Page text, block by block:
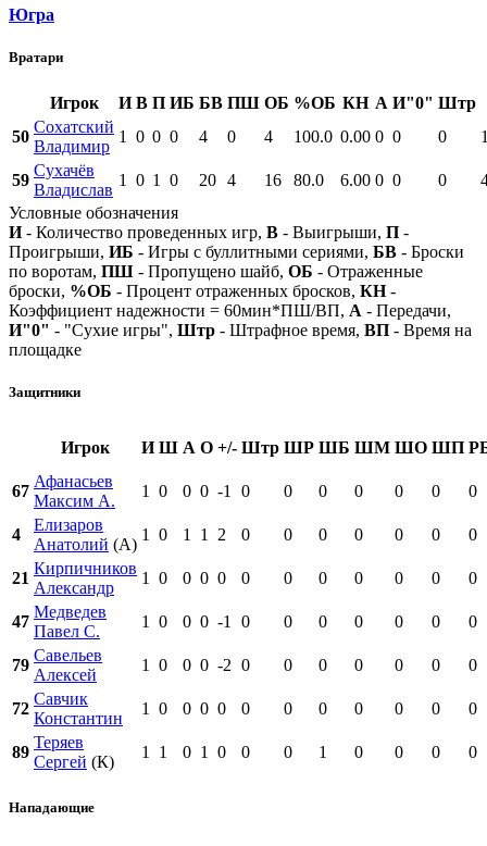
Югра
Вратари
Игрок И В П ИБ БВ ПШ ОБ %ОБ КН А И"0" Штр
50
Сохатский
Владимир
1 0 0 0 4 0 4 100.0 0.00 0 0 0
59
Сухачёв
Владислав
1 0 1 0 20 4 16 80.0 6.00 0 0 0
Условные обозначения
И- Количество проведенных игр, В - Выигрыши, П -
Проигрыши, ИБ - Игры с буллитными сериями, БВ - Броски
по воротам, ПШ - Пропущено шайб, ОБ - Отраженные
броски, %ОБ - Процент отраженных бросков, КН-
Коэффициент надежности = 60мин*ПШ/ВП, А - Передачи,
И"0" - "Сухие игры", Штр - Штрафное время, ВП - Время на
площадке
Защитники
Игрок И Ш А О +/- Штр ШР ШБ ШМ ШО ШП
67
Афанасьев
Максим А.
1 0 0 0 -1 0 0 0 0 0 0 0
4
Елизаров
Анатолий (А)
1 0 1 1 2 0 0 0 0 0 0 0
21
Кирпичников
Александр
1 0 0 0 0 0 0 0 0 0 0 0
47
Медведев
Павел С.
1 0 0 0 -1 0 0 0 0 0 0 0
79
Савельев
Алексей
1 0 0 0 -2 0 0 0 0 0 0 0
72
Савчик
Константин
1 0 0 0 0 0 0 0 0 0 0 0
89
Теряев
Сергей (К)
1 1 0 1 0 0 0 1 0 0 0 0
Нападающие